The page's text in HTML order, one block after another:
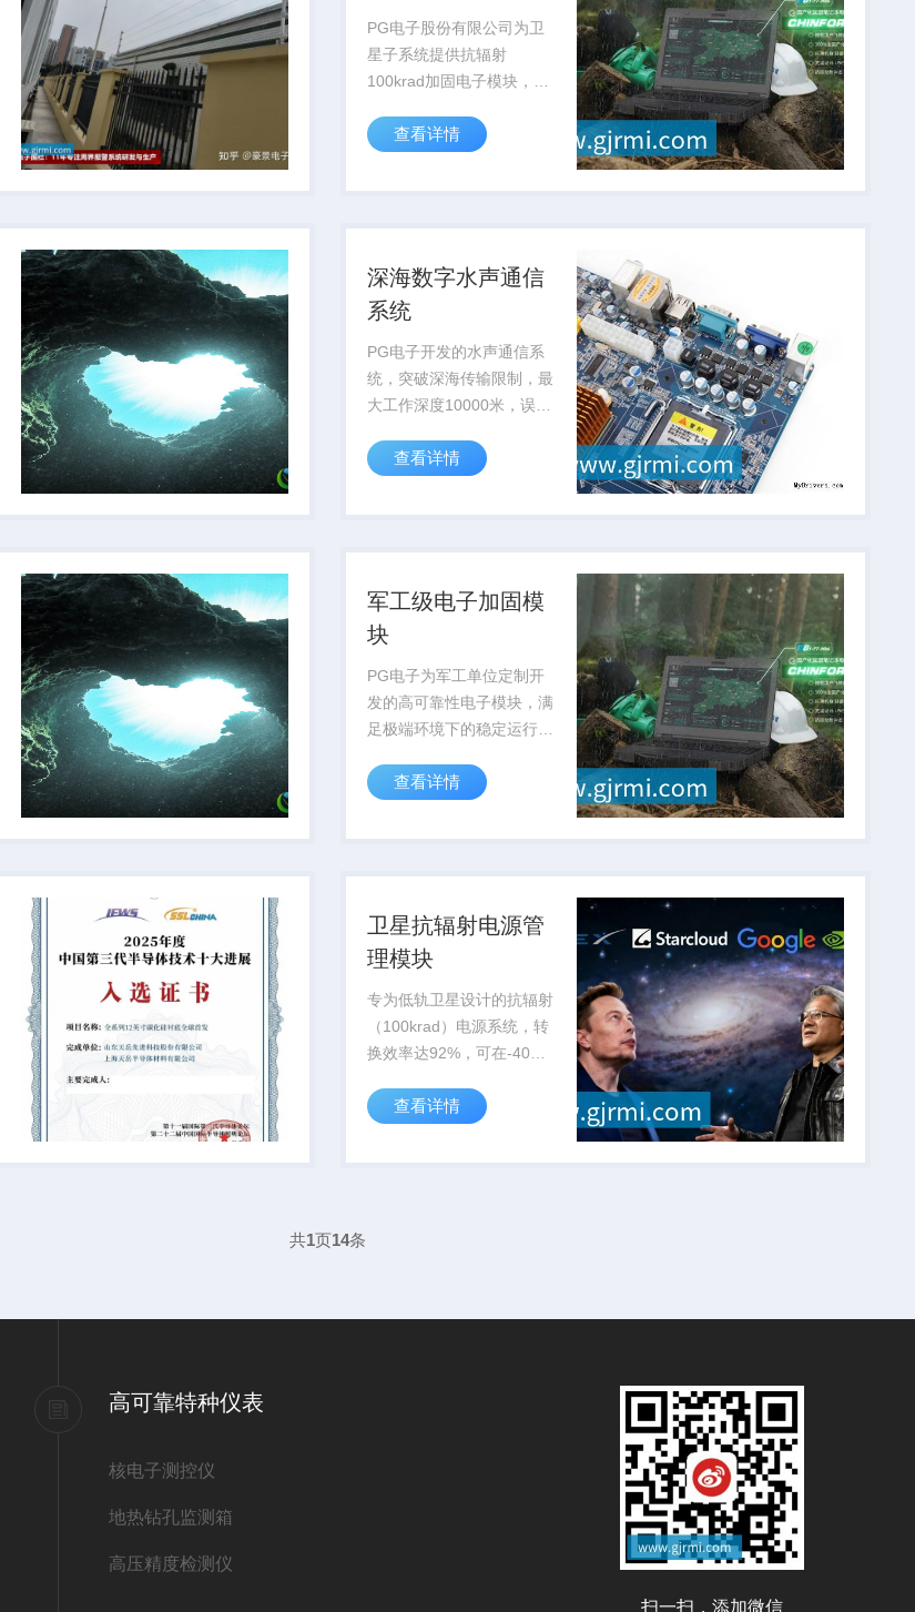
PG电子股份有限公司为卫
星子系统提供抗辐射
100krad加固电子模块，在
可靠性达到航天级标准
查看详情
深海数字水声通信
系统
PG电子开发的水声通信系
统，突破深海传输限制，最
大工作深度10000米，误码
供可靠通信保障
查看详情
军工级电子加固模
块
PG电子为军工单位定制开
发的高可靠性电子模块，满
足极端环境下的稳定运行要
认证查看详情
卫星抗辐射电源管
理模块
专为低轨卫星设计的抗辐射
（100krad）电源系统，转
换效率达92%，可在-40℃
作，已批量应...
查看详情
共1页14条
高可靠特种仪表
核电子测控仪
地热钻孔监测箱
高压精度检测仪
扫一扫，添加微信